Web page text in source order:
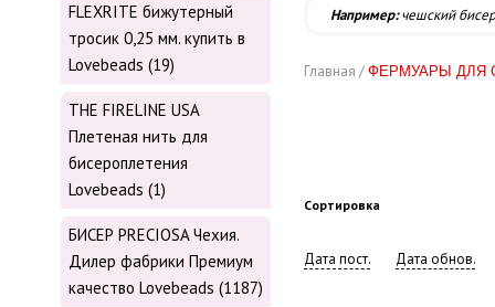
FLEXRITE бижутерный
тросик 0,25 мм. купить в
Lovebeads (19)
THE FIRELINE USA
Плетеная нить для
бисероплетения
Lovebeads (1)
БИСЕР PRECIOSA Чехия.
Дилер фабрики Премиум
качество Lovebeads (1187)
Например:чешский бисер
Главная / ФЕРМУАРЫ ДЛЯ
Сортировка
Дата пост. Дата обнов.